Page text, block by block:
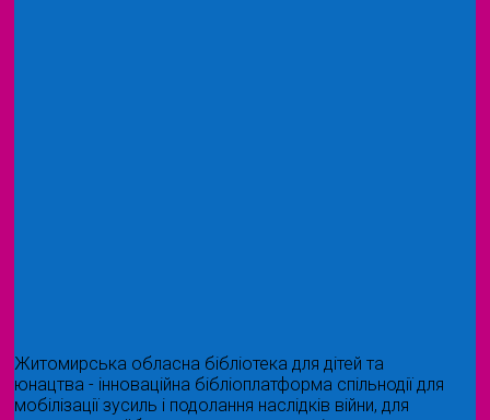
Житомирська обласна бібліотека для дітей та
юнацтва - інноваційна бібліоплатформа спільнодії для
мобілізації зусиль і подолання наслідків війни, для